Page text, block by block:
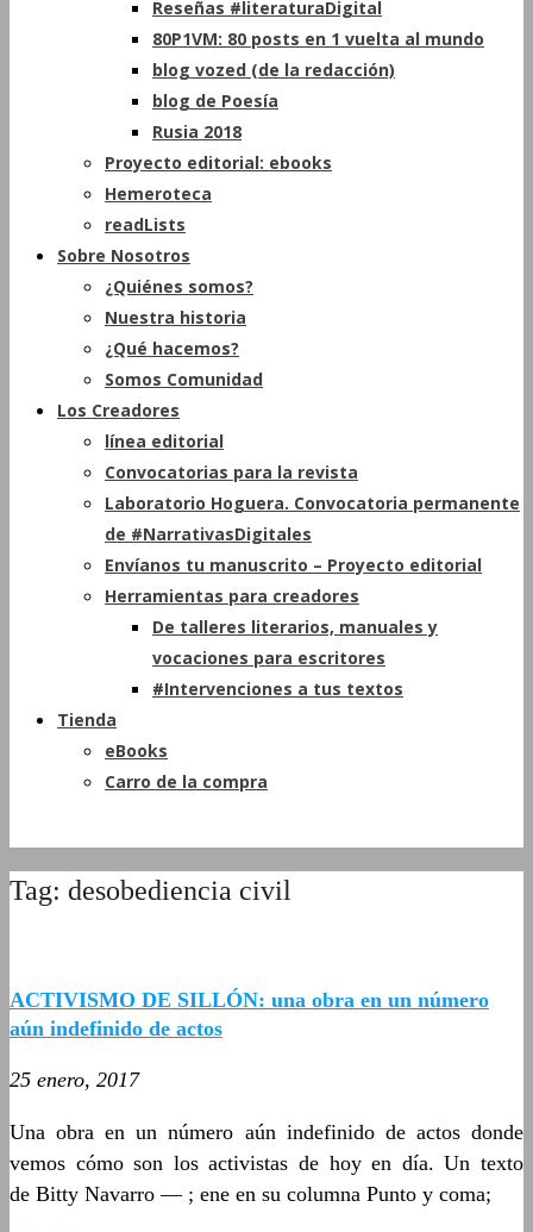
Reseñas #literaturaDigital
80P1VM: 80 posts en 1 vuelta al mundo
blog vozed (de la redacción)
blog de Poesía
Rusia 2018
Proyecto editorial: ebooks
Hemeroteca
readLists
Sobre Nosotros
¿Quiénes somos?
Nuestra historia
¿Qué hacemos?
Somos Comunidad
Los Creadores
línea editorial
Convocatorias para la revista
Laboratorio Hoguera. Convocatoria permanente
de #NarrativasDigitales
Envíanos tu manuscrito – Proyecto editorial
Herramientas para creadores
De talleres literarios, manuales y
vocaciones para escritores
#Intervenciones a tus textos
Tienda
eBooks
Carro de la compra
Tag: desobediencia civil
ACTIVISMO DE SILLÓN: una obra en un número
aún indefinido de actos
25 enero, 2017
Una obra en un número aún indefinido de actos donde
vemos cómo son los activistas de hoy en día. Un texto
de Bitty Navarro — ; ene en su columna Punto y coma;